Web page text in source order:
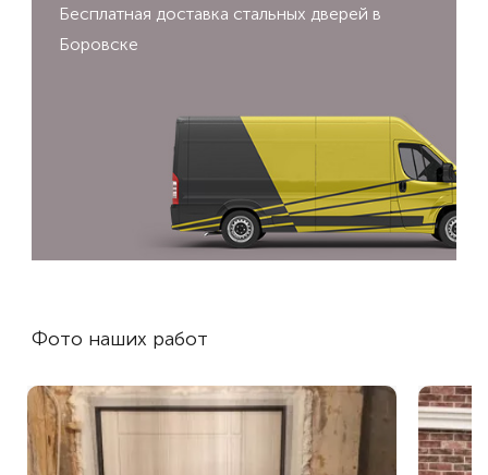
Бесплатная доставка стальных дверей в
Боровске
Фото наших работ